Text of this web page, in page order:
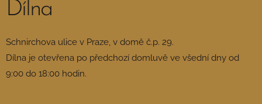
Dílna
Schnirchova ulice v Praze, v domě č.p. 29.
Dílna je otevřena po předchozí domluvě ve všední dny od
9:00 do 18:00 hodin.